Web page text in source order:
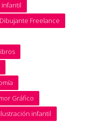
Dibujante Freelance
Gráfico
ilustración infantil